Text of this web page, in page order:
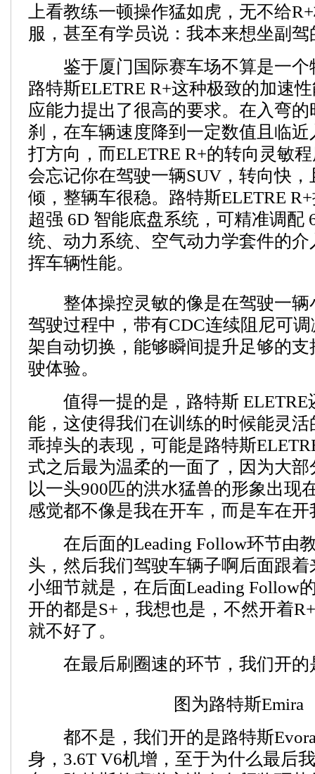
上看教练一顿操作猛如虎，无不给
服，甚至有学员说：我本来想坐副
鉴于厦门国际赛车场不算是一个
路特斯ELETRE R+这种极致的加速
应能力提出了很高的要求。在入弯
刹，在车辆速度降到一定数值且临
打方向，而ELETRE R+的转向灵敏
会忘记你在驾驶一辆SUV，转向快
倾，整辆车很稳。路特斯ELETRE
超强 6D 智能底盘系统，可精准调配
统、动力系统、空气动力学套件的
挥车辆性能。
整体操控灵敏的像是在驾驶一辆
驾驶过程中，带有CDC连续阻尼可
架自动切换，能够瞬间提升足够的
驶体验。
值得一提的是，路特斯 ELETRE
能，这使得我们在训练的时候能灵
乖掉头的表现，可能是路特斯
式之后最为温柔的一面了，因为大
以一头900匹的洪水猛兽的形象出现
感觉都不像是我在开车，而是车在开
在后面的Leading Follow环节由
头，然后我们驾驶车辆子啊后面跟
小细节就是，在后面Leading Follow
开的都是S+，我想也是，不然开着
就不好了。
在最后刷圈速的环节，我们开的
​图为路特斯Emira
都不是，我们开的是路特斯Evora
身，3.6T V6机增，至于为什么最后